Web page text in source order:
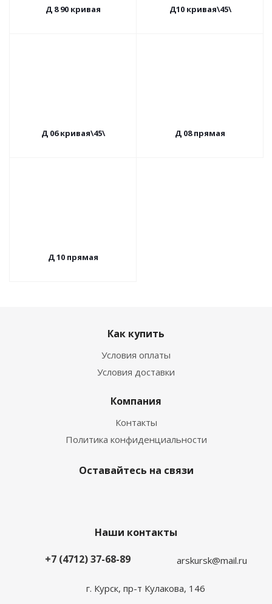
Д 8 90 кривая Д10 кривая\45\
Д 06 кривая\45\ Д 08 прямая
Д 10 прямая
Как купить
Условия оплаты
Условия доставки
Компания
Контакты
Политика конфиденциальности
Оставайтесь на связи
Наши контакты
+7 (4712) 37-68-89
arskursk@mail.ru
г. Курск, пр-т Кулакова, 146